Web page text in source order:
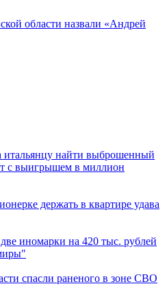
области назвали «Андрей
итальянцу найти выброшенный
с выигрышем в миллион
держать в квартире удава
иномарки на 420 тыс. рублей
спасли раненого в зоне СВО